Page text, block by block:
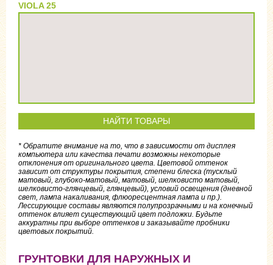
VIOLA 25
НАЙТИ ТОВАРЫ
* Обратите внимание на то, что в зависимости от дисплея
компьютера или качества печати возможны некоторые
отклонения от оригинального цвета. Цветовой оттенок
зависит от структуры покрытия, степени блеска (тусклый
матовый, глубоко-матовый, матовый, шелковисто матовый,
шелковисто-глянцевый, глянцевый), условий освещения (дневной
свет, лампа накаливания, флюоресцентная лампа и пр.).
Лессирующие составы являются полупрозрачными и на конечный
оттенок влияет существующий цвет подложки. Будьте
аккуратны при выборе оттенков и заказывайте пробники
цветовых покрытий.
ГРУНТОВКИ ДЛЯ НАРУЖНЫХ И